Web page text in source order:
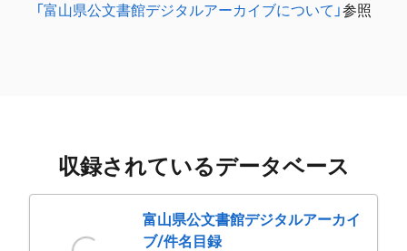
「富山県公文書館デジタルアーカイブについて」参照
収録されているデータベース
富山県公文書館デジタルアーカイ
ブ/件名目録